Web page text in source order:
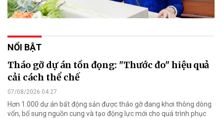
NỔI BẬT
Tháo gỡ dự án tồn đọng: "Thước đo" hiệu quả
cải cách thể chế
07/08/2026 04:27
Hơn 1.000 dự án bất động sản được tháo gỡ đang khơi thông dòng
vốn, bổ sung nguồn cung và tạo động lực mới cho quá trình phục